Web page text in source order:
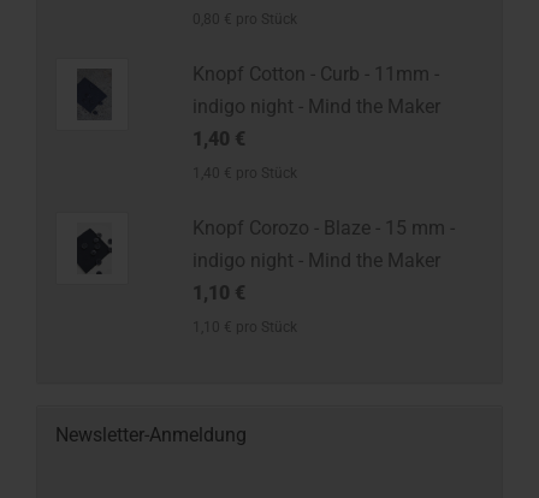
Knopf Cotton - Curb - 11mm -
indigo night - Mind the Maker
1,40 €
Knopf Corozo - Blaze - 15 mm -
indigo night - Mind the Maker
1,10 €
Newsletter-Anmeldung